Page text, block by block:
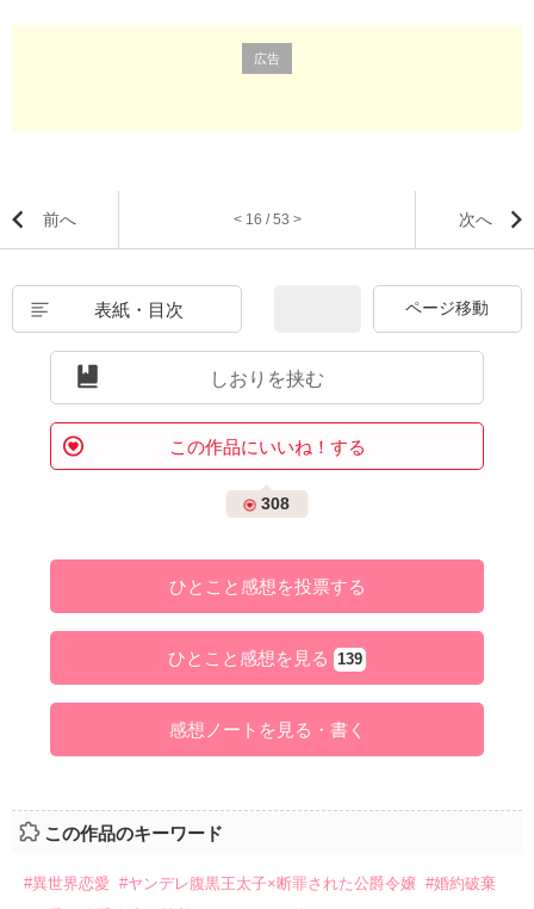
広告
前へ < 16 / 53 > 次へ
表紙・目次
しおりを挟む
この作品にいいね！する
308
ひとこと感想を投票する
ひとこと感想を見る 139
感想ノートを見る・書く
この作品のキーワード
#異世界恋愛 #ヤンデレ腹黒王太子×断罪された公爵令嬢 #婚約破棄